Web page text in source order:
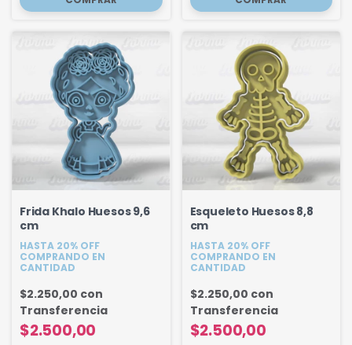
Frida Khalo Huesos 9,6
cm
HASTA 20% OFF
COMPRANDO EN
CANTIDAD
$2.500,00
$2.250,00 con
Transferencia
Esqueleto Huesos 8,8
cm
HASTA 20% OFF
COMPRANDO EN
CANTIDAD
$2.500,00
$2.250,00 con
Transferencia